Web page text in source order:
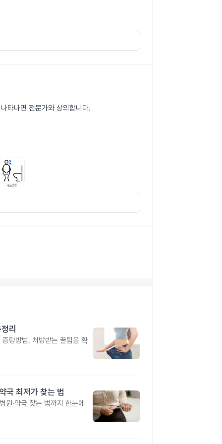
타나면 전문가와 상의합니다.
리
량방법, 처방받는 꿀팁을 확
국 최저가 찾는 법
·약국 찾는 법까지 한눈에